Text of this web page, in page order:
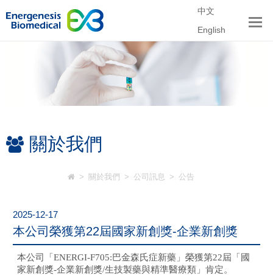
中文
English
關於我們
> 關於我們 > 公司訊息 > 公告
2025-12-17
本公司榮獲第22屆國家新創獎-企業新創獎
本公司「ENERGI-F705:巴金森氏症新藥」榮獲第22屆「國
家新創獎-企業新創獎/生技製藥與精準醫療類」肯定。